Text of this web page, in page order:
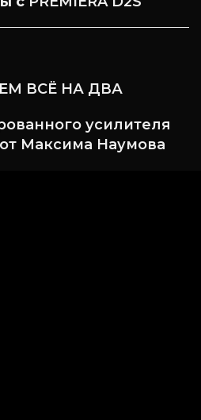
ВСЁ НА ДВА
усилителя
от Максима Наумова